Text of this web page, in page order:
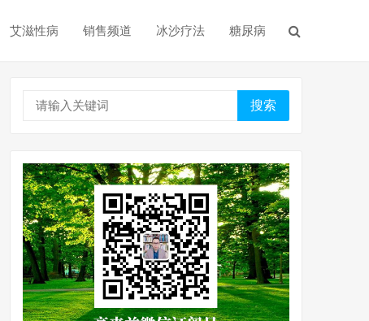
艾滋性病 销售频道 冰沙疗法 糖尿病
搜索